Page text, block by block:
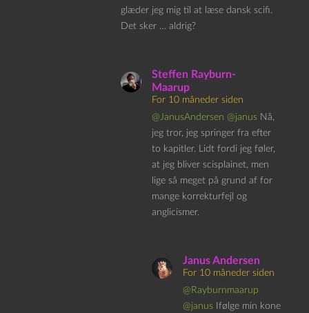
glæder jeg mig til at læse dansk scifi.
Det sker … aldrig?
Steffen Rayburn-
Maarup
For 10 måneder siden
@JanusAndersen @janus Nå,
jeg tror, jeg springer fra efter
to kapitler. Lidt fordi jeg føler,
at jeg bliver scisplainet, men
lige så meget på grund af for
mange korrekturfejl og
anglicismer.
Janus Andersen
For 10 måneder siden
@Rayburnmaarup
@janus Ifølge min kone